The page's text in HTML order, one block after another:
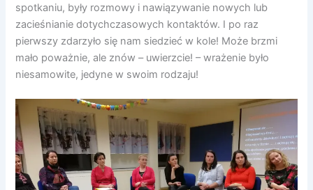
spotkaniu, były rozmowy i nawiązywanie nowych lub
zacieśnianie dotychczasowych kontaktów. I po raz
pierwszy zdarzyło się nam siedzieć w kole! Może brzmi
mało poważnie, ale znów – uwierzcie! – wrażenie było
niesamowite, jedyne w swoim rodzaju!